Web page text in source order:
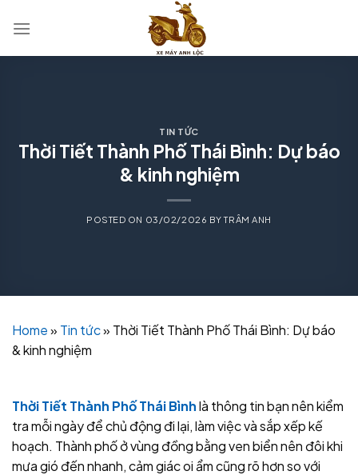
TIN TỨC
Thời Tiết Thành Phố Thái Bình: Dự báo
& kinh nghiệm
POSTED ON 03/02/2026 BYTRÂM ANH
Home» Tin tức» Thời Tiết Thành Phố Thái Bình: Dự báo
& kinh nghiệm
Thời Tiết Thành Phố Thái Bìnhlà thông tin bạn nên kiểm
tra mỗi ngày để chủ động đi lại, làm việc và sắp xếp kế
hoạch. Thành phố ở vùng đồng bằng ven biển nên đôi khi
mưa gió đến nhanh, cảm giác oi ẩm cũng rõ hơn so với